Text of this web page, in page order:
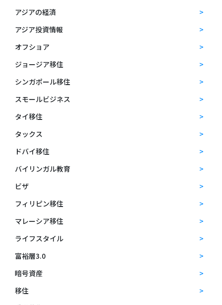
アジアの経済
アジア投資情報
オフショア
ジョージア移住
シンガポール移住
スモールビジネス
タイ移住
タックス
ドバイ移住
バイリンガル教育
ビザ
フィリピン移住
マレーシア移住
ライフスタイル
富裕層3.0
暗号資産
移住